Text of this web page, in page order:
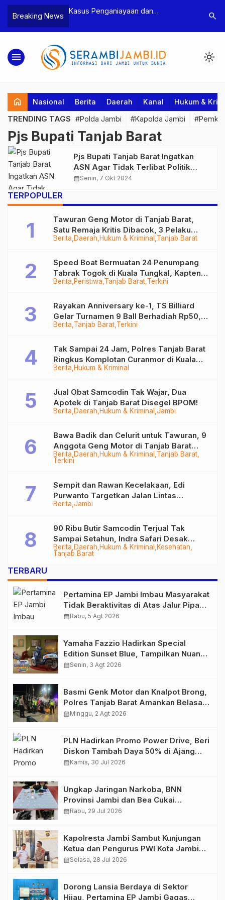
Breaking News
Bea Cukai
Pelaku beserta
dan 146 Gram
Kasus Penganiayaan dan
Tebo Tetapkan Dua Tersangka
Polres
Dua
search
menu light_mode
home Nasional Berita Daerah Kanal Hukum &
TRENDING TAGS #Polda Jambi #Kapolda Jambi
Pjs Bupati Tanjab Barat
Pjs Bupati Tanjab Barat Ingatkan
ASN Agar Tidak Terlibat Politik
Praktis
calendar_monthSenin, 7 Okt 2024
TERPOPULER
Berita Daerah Hukum & Kriminal Tanjab Barat
Tawuran Geng Motor di Tanjab Barat,
Satu Remaja Kritis Dibacok, 3 Pelaku
Ditangkap
Berita Peristiwa Tanjab Barat Terkini
Speed Boat Bermuatan 24 Penumpang
Tabrak Togok di Kuala Tungkal, Kapten
Sempat Hilang
Berita Tanjab Barat Terkini
Rayakan Anniversary ke-1, TS Billiard
Gelar Turnamen 9 Ball Berhadiah Rp50,8
Juta
Berita Hukum & Kriminal
Tak Sampai 24 Jam, Polres Tanjab Barat
Ringkus Komplotan Curanmor di Kuala
Tungkal
Berita Daerah Hukum & Kriminal Jambi
Jual Obat Samcodin Tak Wajar, Dua
Apotek di Tanjab Barat Disegel BPOM!
Berita Daerah Hukum & Kriminal Tanjab Barat
Terkini
Bawa Badik dan Celurit untuk Tawuran, 9
Anggota Geng Motor di Tanjab Barat
Diringkus
Berita Jambi
Sempit dan Rawan Kecelakaan, Edi
Purwanto Targetkan Jalan Lintas
Tungkal-Jambi Mulus di 2028
Berita Daerah Hukum & Kriminal
Kesehatan
Tanjab Barat
90 Ribu Butir Samcodin Terjual Tak
Sampai Setahun, Indra Safari Desak
Audit Menyeluruh
TERBARU
Pertamina EP Jambi Imbau Masyarakat
Tidak Beraktivitas di Atas Jalur Pipa
Migas Demi Keselamatan Bersama
calendar_monthRabu, 5 Agt 2026
Yamaha Fazzio Hadirkan Special
Edition Sunset Blue, Tampilkan Nuansa
Retro Summer yang Semakin Skena
calendar_monthSenin, 3 Agt 2026
Basmi Genk Motor dan Knalpot Brong,
Polres Tanjab Barat Amankan Belasan
Kendaraan
calendar_monthMinggu, 2 Agt 2026
PLN Hadirkan Promo Power Drive, Beri
Diskon Tambah Daya 50% di Ajang
GIIAS 2026
calendar_monthKamis, 30 Jul 2026
Ungkap Jaringan Narkoba, BNN
Provinsi Jambi dan Bea Cukai
Amankan Sembilan Pelaku beserta
calendar_monthRabu, 29 Jul 2026
Kapolresta Jambi Sambut Kunjungan
Ketua dan Pengurus PWI Kota Jambi
Perkuat Sinergi dan Kolaborasi
calendar_monthSelasa, 28 Jul 2026
Dorong Lansia Berdaya di Sektor
Hijau, Pertamina EP Jambi Gagas